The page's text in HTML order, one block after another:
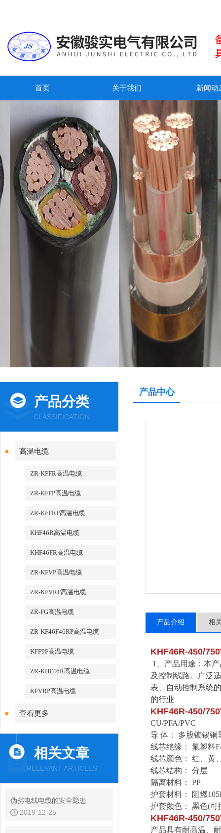
首页 关于我们 新闻动
产品分类
CLASSIFICATION
高温电缆
ZR-KFFR高温电缆
ZR-KFFP高温电缆
ZR-KFFRP高温电缆
KHF46R高温电缆
KHF46FR高温电缆
ZR-KFVP高温电缆
ZR-KFVRP高温电缆
ZR-FG高温电缆
ZR-KF46F46RP高温电缆
KFF9F高温电缆
ZR-KHF46R高温电缆
KFVRP高温电缆
查看更多
相关文章
RELEVANT ARTICLES
伪劣电线电缆的安全隐患
2019-12-25
产品中心
产品介绍 相
KHF46R-450/
1、产品用途：本
及控制线路。
广泛
表、自动控制系统
的行业
KHF46R-450/
CU/PFA/PVC
导 体： 多股镀锡铜
线芯绝缘： 氟塑料F
线芯颜色： 红、黄
线芯结构： 分层
隔离材料： PP
护套材料：
阻燃105
护套颜色： 黑色(
KHF46R-450/
产品具有耐高温、